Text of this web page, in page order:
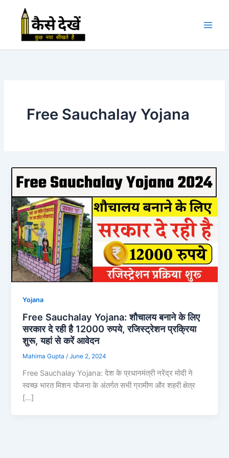
Free Sauchalay Yojana
Yojana
Free Sauchalay Yojana: शौचालय बनाने के लिए
सरकार दे रही है 12000 रुपये, रजिस्ट्रेशन प्रक्रिया
शुरू, यहां से करें आवेदन
Mahima Gupta/June 2, 2024
Free Sauchalay Yojana: देश के प्रधानमंत्री नरेंद्र मोदी ने
स्वच्छ भारत मिशन योजना के अंतर्गत सभी ग्रामीण और शहरी क्षेत्र
[…]